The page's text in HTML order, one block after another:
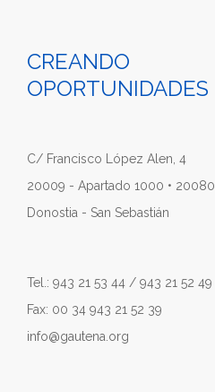
CREANDO
OPORTUNIDADES
C/ Francisco López Alen, 4
20009 - Apartado 1000 • 20080
Donostia - San Sebastián
Tel.: 943 21 53 44 / 943 21 52 49
Fax: 00 34 943 21 52 39
info@gautena.org